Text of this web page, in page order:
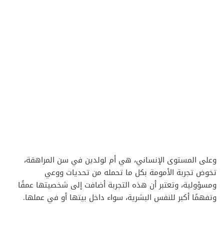
وعلى المستوى الإنساني، هي أم لولدين في سن المراهقة،
تخوض تجربة الأمومة بكل ما تحمله من تحديات ووعي
ومسؤولية، وتعتبر أن هذه التجربة أضافت إلى شخصيتها عمقًا
وتفهمًا أكبر للنفس البشرية، سواء داخل بيتها أو في عملها.